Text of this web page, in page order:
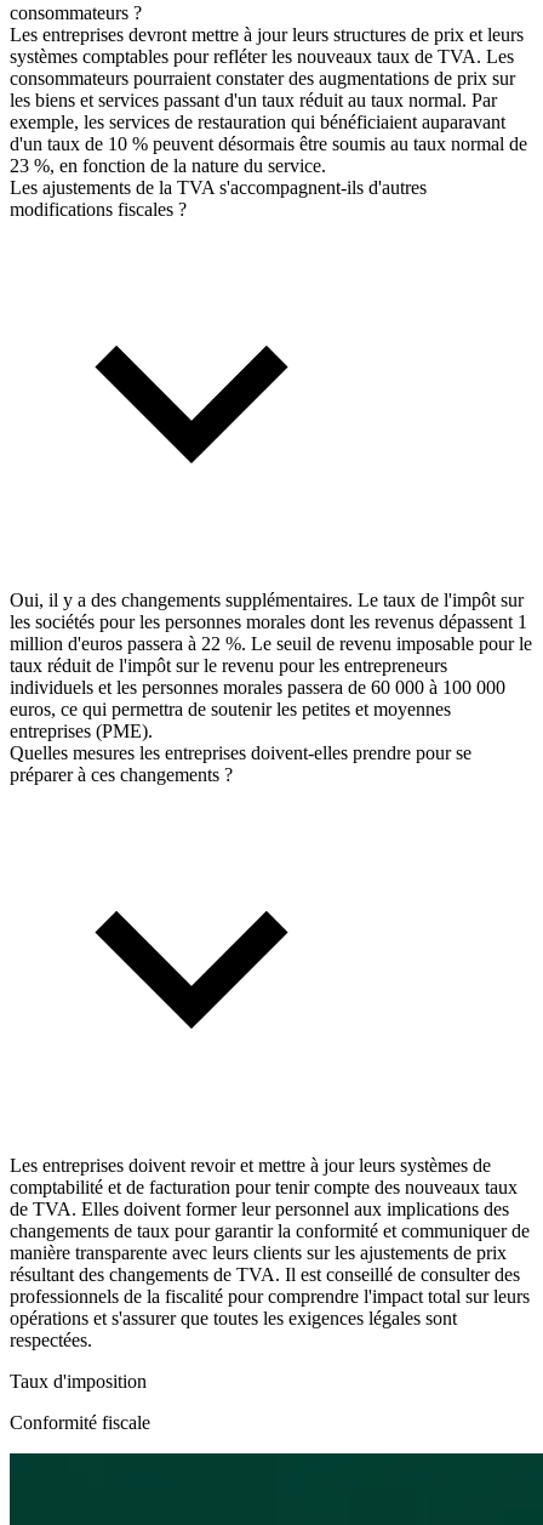
consommateurs ?
Les entreprises devront mettre à jour leurs structures de prix et leurs
systèmes comptables pour refléter les nouveaux taux de TVA. Les
consommateurs pourraient constater des augmentations de prix sur
les biens et services passant d'un taux réduit au taux normal. Par
exemple, les services de restauration qui bénéficiaient auparavant
d'un taux de 10 % peuvent désormais être soumis au taux normal de
23 %, en fonction de la nature du service.
Les ajustements de la TVA s'accompagnent-ils d'autres
modifications fiscales ?
Oui, il y a des changements supplémentaires. Le taux de l'impôt sur
les sociétés pour les personnes morales dont les revenus dépassent 1
million d'euros passera à 22 %. Le seuil de revenu imposable pour le
taux réduit de l'impôt sur le revenu pour les entrepreneurs
individuels et les personnes morales passera de 60 000 à 100 000
euros, ce qui permettra de soutenir les petites et moyennes
entreprises (PME).
Quelles mesures les entreprises doivent-elles prendre pour se
préparer à ces changements ?
Les entreprises doivent revoir et mettre à jour leurs systèmes de
comptabilité et de facturation pour tenir compte des nouveaux taux
de TVA. Elles doivent former leur personnel aux implications des
changements de taux pour garantir la conformité et communiquer de
manière transparente avec leurs clients sur les ajustements de prix
résultant des changements de TVA. Il est conseillé de consulter des
professionnels de la fiscalité pour comprendre l'impact total sur leurs
opérations et s'assurer que toutes les exigences légales sont
respectées.
Taux d'imposition
Conformité fiscale